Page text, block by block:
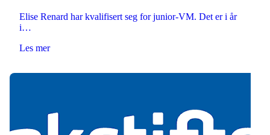
Elise Renard har kvalifisert seg for junior-VM. Det er i år
i…
Les mer